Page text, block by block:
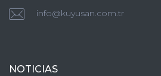
info@kuyusan.com.tr
NOTICIAS